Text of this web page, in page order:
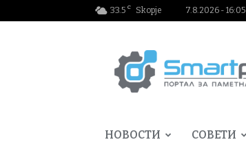
33.5 C Skopje 7.8.2026 - 16:05
НОВОСТИ СОВЕТИ